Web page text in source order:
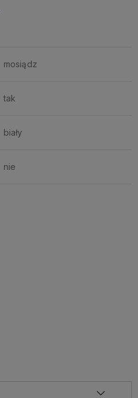
mosiądz
tak
biały
nie